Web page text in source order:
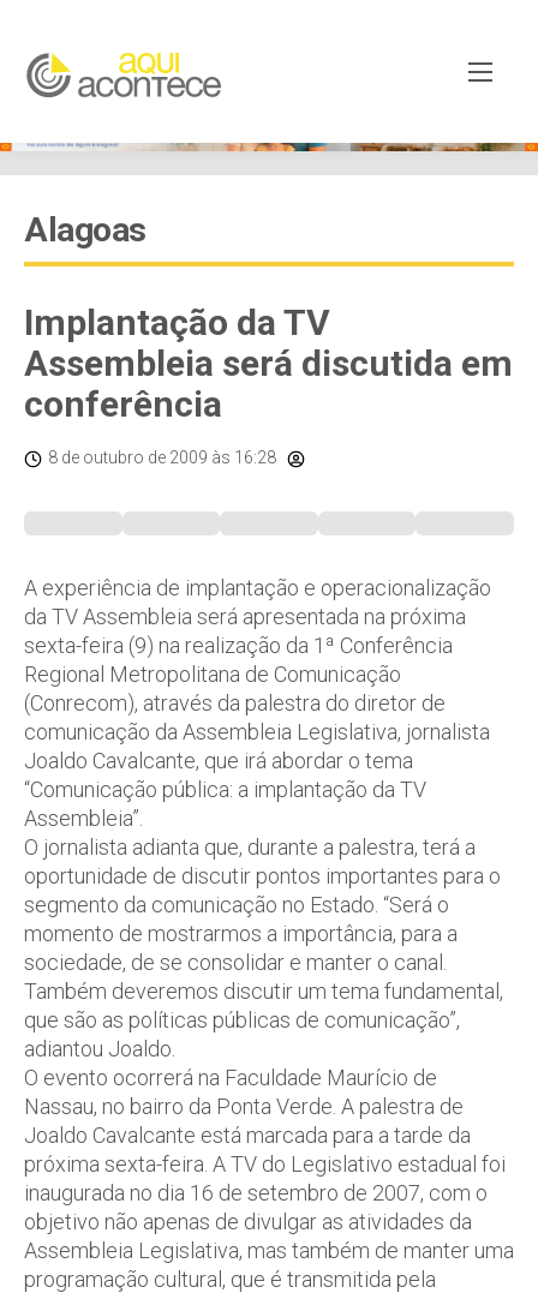
Alagoas
Implantação da TV
Assembleia será discutida em
conferência
8 de outubro de 2009 às 16:28
A experiência de implantação e operacionalização
da TV Assembleia será apresentada na próxima
sexta-feira (9) na realização da 1ª Conferência
Regional Metropolitana de Comunicação
(Conrecom), através da palestra do diretor de
comunicação da Assembleia Legislativa, jornalista
Joaldo Cavalcante, que irá abordar o tema
“Comunicação pública: a implantação da TV
Assembleia”.
O jornalista adianta que, durante a palestra, terá a
oportunidade de discutir pontos importantes para o
segmento da comunicação no Estado. “Será o
momento de mostrarmos a importância, para a
sociedade, de se consolidar e manter o canal.
Também deveremos discutir um tema fundamental,
que são as políticas públicas de comunicação”,
adiantou Joaldo.
O evento ocorrerá na Faculdade Maurício de
Nassau, no bairro da Ponta Verde. A palestra de
Joaldo Cavalcante está marcada para a tarde da
próxima sexta-feira. A TV do Legislativo estadual foi
inaugurada no dia 16 de setembro de 2007, com o
objetivo não apenas de divulgar as atividades da
Assembleia Legislativa, mas também de manter uma
programação cultural, que é transmitida pela